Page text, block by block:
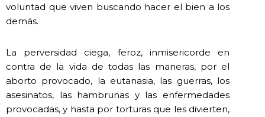
voluntad que viven buscando hacer el bien a los
demás.
La perversidad ciega, feroz, inmisericorde en
contra de la vida de todas las maneras, por el
aborto provocado, la eutanasia, las guerras, los
asesinatos, las hambrunas y las enfermedades
provocadas, y hasta por torturas que les divierten,